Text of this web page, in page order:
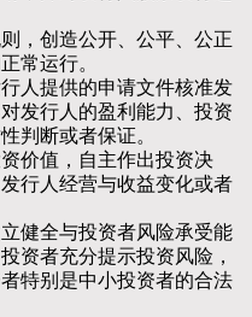
创造公开、公平、公正
常运行。
提供的申请文件核准发
发行人的盈利能力、投资
判断或者保证。
价值，自主作出投资决
行人经营与收益变化或者
全与投资者风险承受能
资者充分提示投资风险，
特别是中小投资者的合法